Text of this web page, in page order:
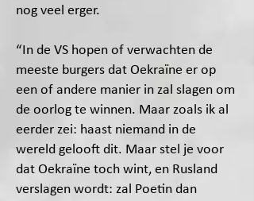
nog veel erger.
“In de VS hopen of verwachten de
meeste burgers dat Oekraïne er op
een of andere manier in zal slagen om
de oorlog te winnen. Maar zoals ik al
eerder zei: haast niemand in de
wereld gelooft dit. Maar stel je voor
dat Oekraïne toch wint, en Rusland
verslagen wordt: zal Poetin dan